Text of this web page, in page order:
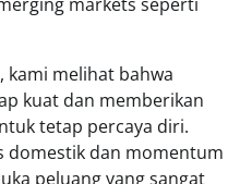
kami melihat bahwa
kuat dan memberikan
tetap percaya diri.
domestik dan momentum
peluang yang sangat